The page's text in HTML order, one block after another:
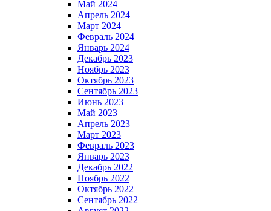
Май 2024
Апрель 2024
Март 2024
Февраль 2024
Январь 2024
Декабрь 2023
Ноябрь 2023
Октябрь 2023
Сентябрь 2023
Июнь 2023
Май 2023
Апрель 2023
Март 2023
Февраль 2023
Январь 2023
Декабрь 2022
Ноябрь 2022
Октябрь 2022
Сентябрь 2022